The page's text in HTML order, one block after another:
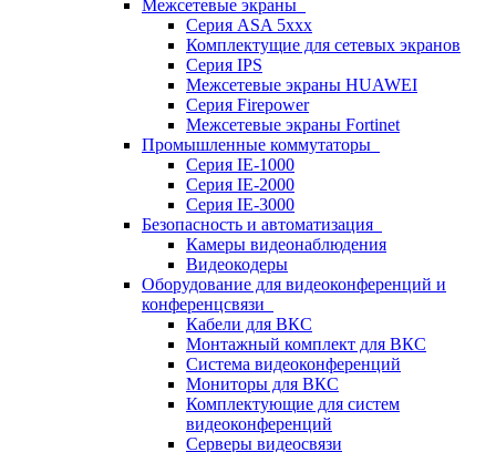
Межсетевые экраны
Серия ASA 5xxx
Комплектущие для сетевых экранов
Серия IPS
Межсетевые экраны HUAWEI
Серия Firepower
Межсетевые экраны Fortinet
Промышленные коммутаторы
Серия IE-1000
Серия IE-2000
Серия IE-3000
Безопасность и автоматизация
Камеры видеонаблюдения
Видеокодеры
Оборудование для видеоконференций и
конференцсвязи
Кабели для ВКС
Монтажный комплект для ВКС
Система видеоконференций
Мониторы для ВКС
Комплектующие для систем
видеоконференций
Серверы видеосвязи